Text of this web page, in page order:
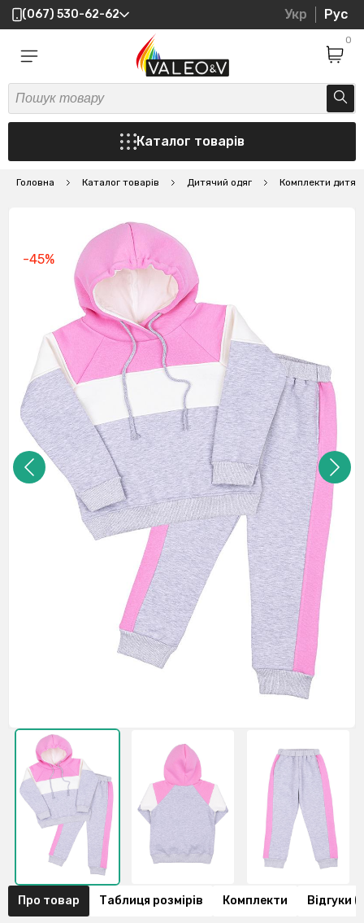
(067) 530-62-62 Укр Рус
0
Каталог товарів
Головна Каталог товарів Дитячий одяг Комплекти дитячі
-45%
Про товар Таблиця розмірів Комплекти Відгуки